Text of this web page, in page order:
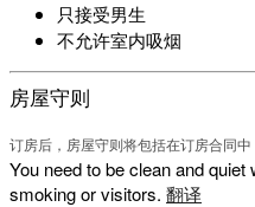
只接受男生
不允许室内吸烟
房屋守则
订房后，房屋守则将包括在订房合同中
You need to be clean and
smoking or visitors. 翻译